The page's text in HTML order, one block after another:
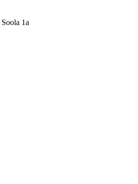
Soola 1a